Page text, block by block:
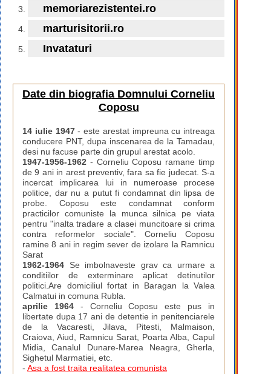
memoriarezistentei.ro
marturisitorii.ro
Invataturi
Date din biografia Domnului Corneliu
Coposu
14 iulie 1947- este arestat impreuna cu intreaga
conducere PNT, dupa inscenarea de la Tamadau,
desi nu facuse parte din grupul arestat acolo.
1947-1956-1962 - Corneliu Coposu ramane timp
de 9 ani in arest preventiv, fara sa fie judecat. S-a
incercat implicarea lui in numeroase procese
politice, dar nu a putut fi condamnat din lipsa de
probe. Coposu este condamnat conform
practicilor comuniste la munca silnica pe viata
pentru "inalta tradare a clasei muncitoare si crima
contra reformelor sociale". Corneliu Coposu
ramine 8 ani in regim sever de izolare la Ramnicu
Sarat
1962-1964 Se imbolnaveste grav ca urmare a
conditiilor de exterminare aplicat detinutilor
politici.Are domiciliul fortat in Baragan la Valea
Calmatui in comuna Rubla.
aprilie 1964- Corneliu Coposu este pus in
libertate dupa 17 ani de detentie in penitenciarele
de la Vacaresti, Jilava, Pitesti, Malmaison,
Craiova, Aiud, Ramnicu Sarat, Poarta Alba, Capul
Midia, Canalul Dunare-Marea Neagra, Gherla,
Sighetul Marmatiei, etc.
- Asa a fost traita realitatea comunista